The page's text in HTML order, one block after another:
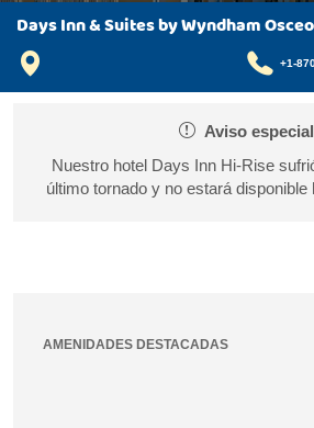
Days Inn & Suites by Wyndham
+1-
Aviso especial
Nuestro hotel Days Inn Hi-Rise
último tornado y no estará
AMENIDADES DESTACADAS